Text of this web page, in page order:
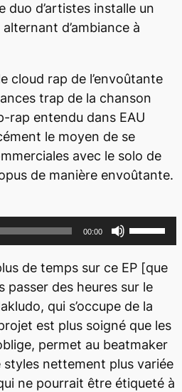
e
s
è
c
h
e
s
h
t
/
a
u
duo d’artistes installe un
d’ambiance à
cloud rap de l’envoûtante
trap de la chanson
rap entendu dans EAU
le moyen de se
avec le solo de
de manière envoûtante.
00:00
U
t
i
l
i
s
e
z
l
de temps sur ce EP [que
passer des heures sur le
qui s’occupe de la
est plus soigné que les
permet au beatmaker
styles nettement plus variée
ne pourrait être étiqueté à